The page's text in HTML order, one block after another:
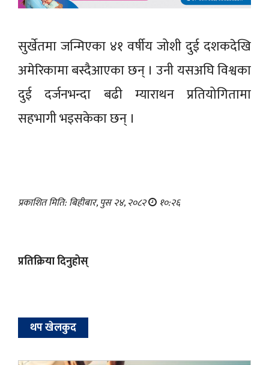
सुर्खेतमा जन्मिएका ४१ वर्षीय जोशी दुई दशकदेखि
अमेरिकामा बस्दैआएका छन् । उनी यसअघि विश्वका
दुई दर्जनभन्दा बढी म्याराथन प्रतियोगितामा
सहभागी भइसकेका छन् ।
प्रकाशित मिति: बिहीबार, पुस २४, २०८२ १०:२६
प्रतिक्रिया दिनुहोस्
थप खेलकुद